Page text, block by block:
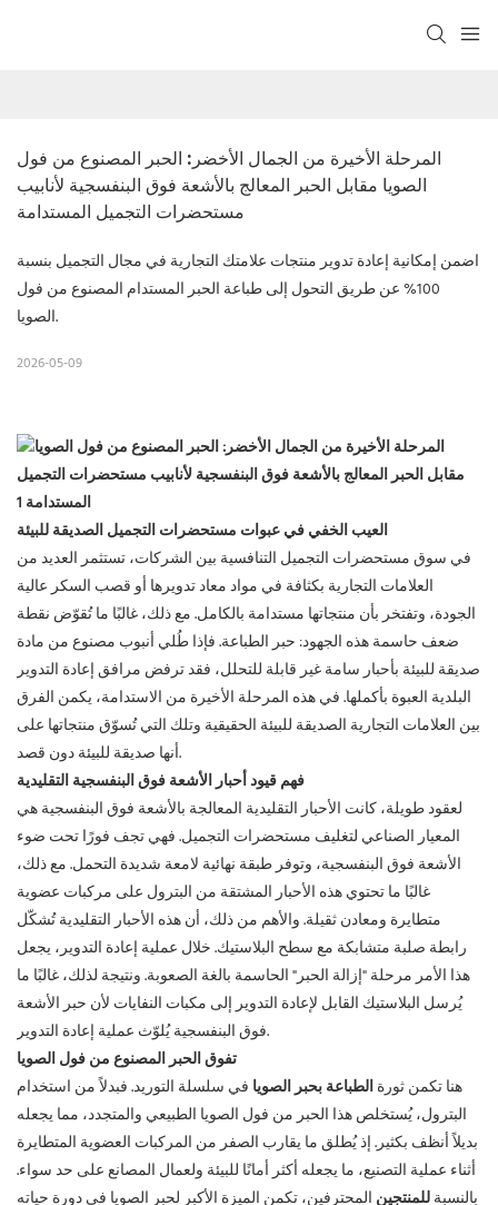
المرحلة الأخيرة من الجمال الأخضر: الحبر المصنوع من فول
الصويا مقابل الحبر المعالج بالأشعة فوق البنفسجية لأنابيب
مستحضرات التجميل المستدامة
اضمن إمكانية إعادة تدوير منتجات علامتك التجارية في مجال التجميل بنسبة
100% عن طريق التحول إلى طباعة الحبر المستدام المصنوع من فول
الصويا.
2026-05-09
العيب الخفي في عبوات مستحضرات التجميل الصديقة للبيئة
في سوق مستحضرات التجميل التنافسية بين الشركات، تستثمر العديد من
العلامات التجارية بكثافة في مواد معاد تدويرها أو قصب السكر عالية
الجودة، وتفتخر بأن منتجاتها مستدامة بالكامل. مع ذلك، غالبًا ما تُقوّض نقطة
ضعف حاسمة هذه الجهود: حبر الطباعة. فإذا طُلي أنبوب مصنوع من مادة
صديقة للبيئة بأحبار سامة غير قابلة للتحلل، فقد ترفض مرافق إعادة التدوير
البلدية العبوة بأكملها. في هذه المرحلة الأخيرة من الاستدامة، يكمن الفرق
بين العلامات التجارية الصديقة للبيئة الحقيقية وتلك التي تُسوّق منتجاتها على
أنها صديقة للبيئة دون قصد.
فهم قيود أحبار الأشعة فوق البنفسجية التقليدية
لعقود طويلة، كانت الأحبار التقليدية المعالجة بالأشعة فوق البنفسجية هي
المعيار الصناعي لتغليف مستحضرات التجميل. فهي تجف فورًا تحت ضوء
الأشعة فوق البنفسجية، وتوفر طبقة نهائية لامعة شديدة التحمل. مع ذلك،
غالبًا ما تحتوي هذه الأحبار المشتقة من البترول على مركبات عضوية
متطايرة ومعادن ثقيلة. والأهم من ذلك، أن هذه الأحبار التقليدية تُشكّل
رابطة صلبة متشابكة مع سطح البلاستيك. خلال عملية إعادة التدوير، يجعل
هذا الأمر مرحلة "إزالة الحبر" الحاسمة بالغة الصعوبة. ونتيجة لذلك، غالبًا ما
يُرسل البلاستيك القابل لإعادة التدوير إلى مكبات النفايات لأن حبر الأشعة
فوق البنفسجية يُلوّث عملية إعادة التدوير.
تفوق الحبر المصنوع من فول الصويا
هنا تكمن ثورةالطباعة بحبر الصويا في سلسلة التوريد. فبدلاً من استخدام
البترول، يُستخلص هذا الحبر من فول الصويا الطبيعي والمتجدد، مما يجعله
بديلاً أنظف بكثير. إذ يُطلق ما يقارب الصفر من المركبات العضوية المتطايرة
أثناء عملية التصنيع، ما يجعله أكثر أمانًا للبيئة ولعمال المصانع على حد سواء.
بالنسبةللمنتجين المحترفين، تكمن الميزة الأكبر لحبر الصويا في دورة حياته